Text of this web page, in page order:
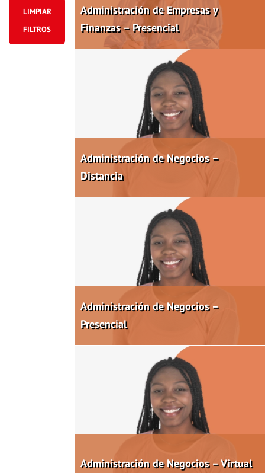
LIMPIAR
FILTROS
Administración de Empresas y
Finanzas – Presencial
Administración de Negocios –
Distancia
Administración de Negocios –
Presencial
Administración de Negocios – Virtual